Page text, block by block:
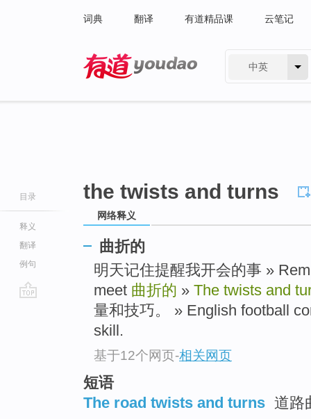
词典 翻译 有道精品课 云笔记
中英
目录
释义
翻译
例句
the twists and turns
网络释义
曲折的
明天记住提醒我开会的事 »
meet 曲折的 » The twists and
量和技巧。 » English football
skill.
基于12个网页-相关网页
短语
The road twists and turns 道路